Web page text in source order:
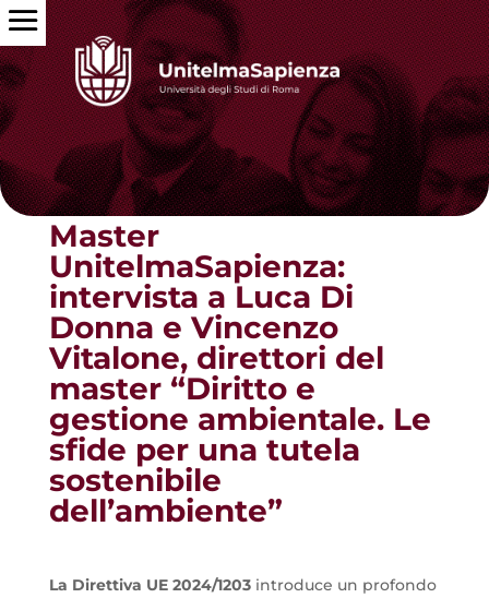
Torna alle news
Master
UnitelmaSapienza:
intervista a Luca Di
Donna e Vincenzo
Vitalone, direttori del
master “Diritto e
gestione ambientale. Le
sfide per una tutela
sostenibile
dell’ambiente”
La Direttiva UE 2024/1203introduce un profondo